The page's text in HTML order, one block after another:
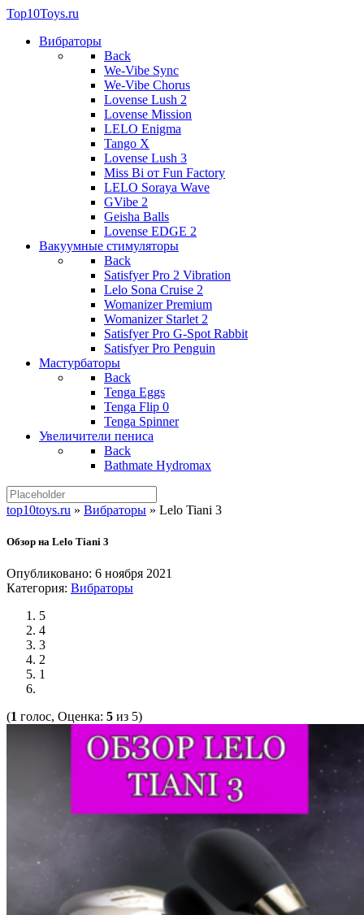
Top10Toys.ru
Вибраторы
Back
We-Vibe Sync
We-Vibe Chorus
Lovense Lush 2
Lovense Mission
LELO Enigma
Tango X
Lovense Lush 3
Miss Bi от Fun Factory
LELO Soraya Wave
GVibe 2
Geisha Balls
Lovense EDGE 2
Вакуумные стимуляторы
Back
Satisfyer Pro 2 Vibration
Lelo Sona Cruise 2
Womanizer Premium
Womanizer Starlet 2
Satisfyer Pro G-Spot Rabbit
Satisfyer Pro Penguin
Мастурбаторы
Back
Tenga Eggs
Tenga Flip 0
Tenga Spinner
Увеличители пениса
Back
Bathmate Hydromax
top10toys.ru » Вибраторы » Lelo Tiani 3
Обзор на Lelo Tiani 3
Опубликовано: 6 ноября 2021
Категория: Вибраторы
5
4
3
2
1
(1 голос, Оценка: 5 из 5)